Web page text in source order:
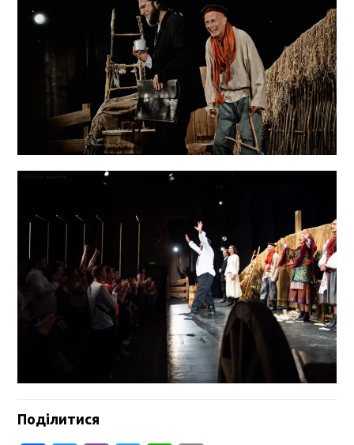
Поділитися